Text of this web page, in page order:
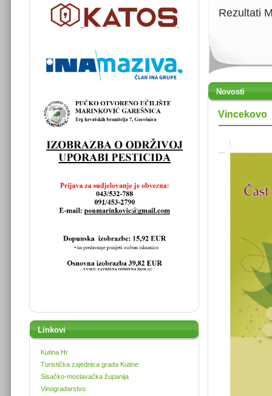
Linkovi
Kutina.Hr
Turistička zajednica grada Kutine
Sisačko-moslavačka županija
Vinogradarstvo
Rezultati
Novosti
Vincekovo